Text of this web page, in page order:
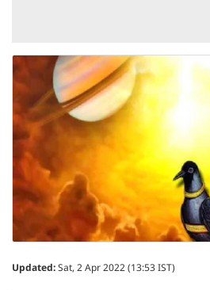
Updated:Sat, 2 Apr 2022 (13:53 IST)